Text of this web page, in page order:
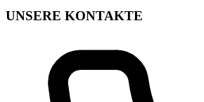
UNSERE KONTAKTE